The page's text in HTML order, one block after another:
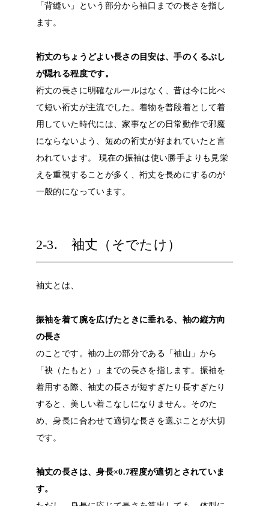
「背縫い」という部分から袖口までの長さを指し
ます。
裄丈のちょうどよい長さの目安は、手のくるぶし
が隠れる程度です。
裄丈の長さに明確なルールはなく、昔は今に比べ
て短い裄丈が主流でした。着物を普段着として着
用していた時代には、家事などの日常動作で邪魔
にならないよう、短めの裄丈が好まれていたと言
われています。
現在の振袖は使い勝手よりも見栄
えを重視することが多く、裄丈を長めにするのが
一般的になっています。
2-3. 袖丈（そでたけ）
袖丈とは、
振袖を着て腕を広げたときに垂れる、袖の縦方向
の長さ
のことです。袖の上の部分である「袖山」から
「袂（たもと）」までの長さを指します。振袖を
着用する際、袖丈の長さが短すぎたり長すぎたり
すると、美しい着こなしになりません。そのた
め、身長に合わせて適切な長さを選ぶことが大切
です。
袖丈の長さは、身長×0.7程度が適切とされていま
す。